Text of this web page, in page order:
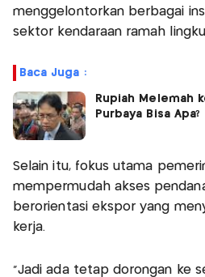
menggelontorkan berbagai
sektor kendaraan ramah
Baca Juga :
Rupiah Melemah
Purbaya Bisa Apa?
Selain itu, fokus utama
mempermudah akses
berorientasi ekspor yang
kerja.
"Jadi ada tetap dorongan ke